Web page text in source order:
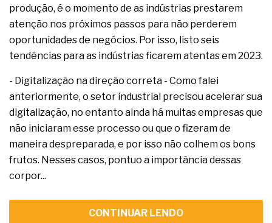
produção, é o momento de as indústrias prestarem
atenção nos próximos passos para não perderem
oportunidades de negócios. Por isso, listo seis
tendências para as indústrias ficarem atentas em 2023.
- Digitalização na direção correta - Como falei
anteriormente, o setor industrial precisou acelerar sua
digitalização, no entanto ainda há muitas empresas que
não iniciaram esse processo ou que o fizeram de
maneira despreparada, e por isso não colhem os bons
frutos. Nesses casos, pontuo a importância dessas
corpor...
CONTINUAR LENDO